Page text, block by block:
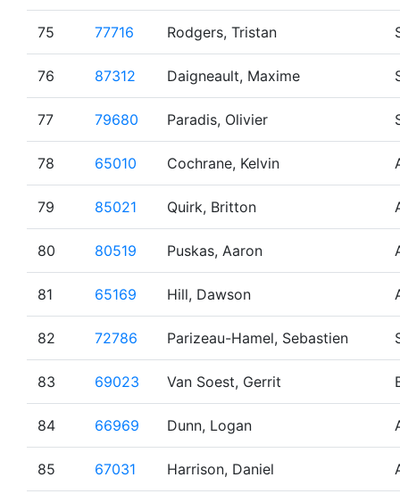
75 77716 Rodgers, Tristan
76 87312 Daigneault, Maxime
77 79680 Paradis, Olivier
78 65010 Cochrane, Kelvin
79 85021 Quirk, Britton
80 80519 Puskas, Aaron
81 65169 Hill, Dawson
82 72786 Parizeau-Hamel, Sebastien
83 69023 Van Soest, Gerrit
84 66969 Dunn, Logan
85 67031 Harrison, Daniel